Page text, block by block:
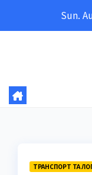
Sun.
ТРАНСПОРТ ТА